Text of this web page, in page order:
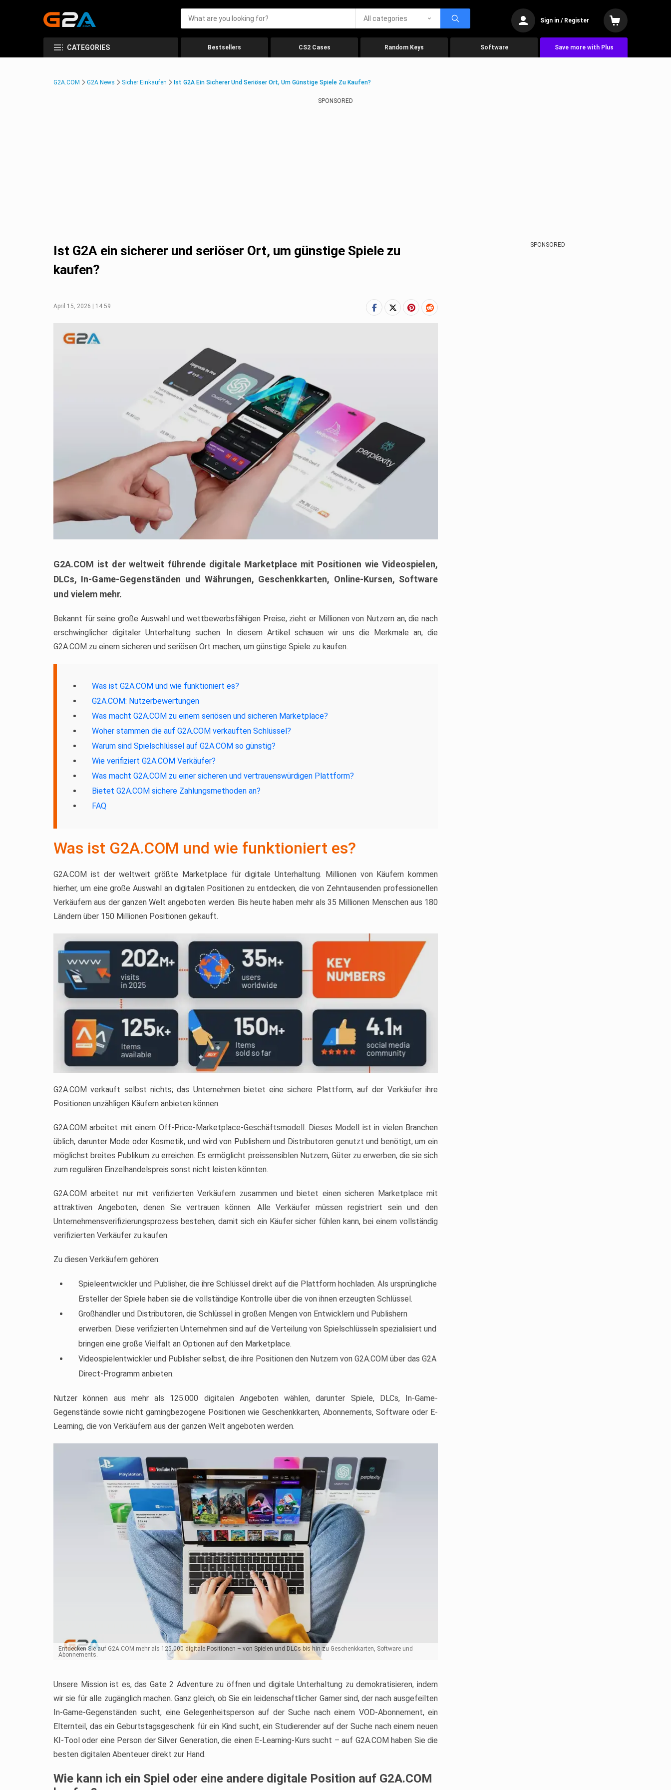
All categories Sign in / Register
CATEGORIES Bestsellers CS2 Cases Random Keys Software Save more with Plus
G2A.COM G2A News Sicher Einkaufen Ist G2A Ein Sicherer Und Seriöser Ort, Um Günstige Spiele Zu Kaufen?
SPONSORED
Ist G2A ein sicherer und seriöser Ort, um günstige Spiele zu
kaufen?
April 15, 2026 | 14:59
G2A.COM ist der weltweit führende digitale Marketplace mit Positionen wie Videospielen,
DLCs, In-Game-Gegenständen und Währungen, Geschenkkarten, Online-Kursen, Software
und vielem mehr.
Bekannt für seine große Auswahl und wettbewerbsfähigen Preise, zieht er Millionen von Nutzern an, die nach
erschwinglicher digitaler Unterhaltung suchen. In diesem Artikel schauen wir uns die Merkmale an, die
G2A.COM zu einem sicheren und seriösen Ort machen, um günstige Spiele zu kaufen.
Was ist G2A.COM und wie funktioniert es?
G2A.COM: Nutzerbewertungen
Was macht G2A.COM zu einem seriösen und sicheren Marketplace?
Woher stammen die auf G2A.COM verkauften Schlüssel?
Warum sind Spielschlüssel auf G2A.COM so günstig?
Wie verifiziert G2A.COM Verkäufer?
Was macht G2A.COM zu einer sicheren und vertrauenswürdigen Plattform?
Bietet G2A.COM sichere Zahlungsmethoden an?
FAQ
Was ist G2A.COM und wie funktioniert es?
G2A.COM ist der weltweit größte Marketplace für digitale Unterhaltung. Millionen von Käufern kommen
hierher, um eine große Auswahl an digitalen Positionen zu entdecken, die von Zehntausenden professionellen
Verkäufern aus der ganzen Welt angeboten werden. Bis heute haben mehr als 35 Millionen Menschen aus 180
Ländern über 150 Millionen Positionen gekauft.
G2A.COM verkauft selbst nichts; das Unternehmen bietet eine sichere Plattform, auf der Verkäufer ihre
Positionen unzähligen Käufern anbieten können.
G2A.COM arbeitet mit einem Off-Price-Marketplace-Geschäftsmodell. Dieses Modell ist in vielen Branchen
üblich, darunter Mode oder Kosmetik, und wird von Publishern und Distributoren genutzt und benötigt, um ein
möglichst breites Publikum zu erreichen. Es ermöglicht preissensiblen Nutzern, Güter zu erwerben, die sie sich
zum regulären Einzelhandelspreis sonst nicht leisten könnten.
G2A.COM arbeitet nur mit verifizierten Verkäufern zusammen und bietet einen sicheren Marketplace mit
attraktiven Angeboten, denen Sie vertrauen können. Alle Verkäufer müssen registriert sein und den
Unternehmensverifizierungsprozess bestehen, damit sich ein Käufer sicher fühlen kann, bei einem vollständig
verifizierten Verkäufer zu kaufen.
Zu diesen Verkäufern gehören:
Spieleentwickler und Publisher, die ihre Schlüssel direkt auf die Plattform hochladen. Als ursprüngliche
Ersteller der Spiele haben sie die vollständige Kontrolle über die von ihnen erzeugten Schlüssel.
Großhändler und Distributoren, die Schlüssel in großen Mengen von Entwicklern und Publishern
erwerben. Diese verifizierten Unternehmen sind auf die Verteilung von Spielschlüsseln spezialisiert und
bringen eine große Vielfalt an Optionen auf den Marketplace.
Videospielentwickler und Publisher selbst, die ihre Positionen den Nutzern von G2A.COM über das G2A
Direct-Programm anbieten.
Nutzer können aus mehr als 125.000 digitalen Angeboten wählen, darunter Spiele, DLCs, In-Game-
Gegenstände sowie nicht gamingbezogene Positionen wie Geschenkkarten, Abonnements, Software oder E-
Learning, die von Verkäufern aus der ganzen Welt angeboten werden.
Entdecken Sie auf G2A.COM mehr als 125.000 digitale Positionen – von Spielen und DLCs bis hin zu Geschenkkarten, Software und
Abonnements.
Unsere Mission ist es, das Gate 2 Adventure zu öffnen und digitale Unterhaltung zu demokratisieren, indem
wir sie für alle zugänglich machen. Ganz gleich, ob Sie ein leidenschaftlicher Gamer sind, der nach ausgefeilten
In-Game-Gegenständen sucht, eine Gelegenheitsperson auf der Suche nach einem VOD-Abonnement, ein
Elternteil, das ein Geburtstagsgeschenk für ein Kind sucht, ein Studierender auf der Suche nach einem neuen
KI-Tool oder eine Person der Silver Generation, die einen E-Learning-Kurs sucht – auf G2A.COM haben Sie die
besten digitalen Abenteuer direkt zur Hand.
Wie kann ich ein Spiel oder eine andere digitale Position auf G2A.COM
SPONSORED